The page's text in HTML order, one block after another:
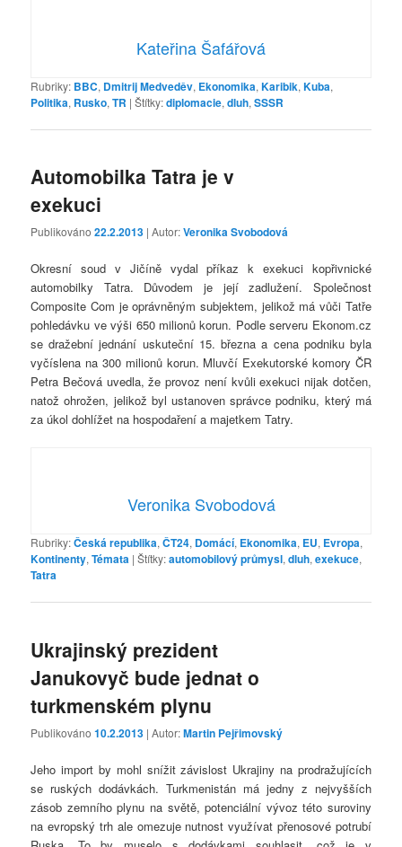
Kateřina Šafářová
Rubriky: BBC, Dmitrij Medveděv, Ekonomika,Karibik,Kuba,
Politika, Rusko,TR |Štítky:diplomacie,dluh,SSSR
Automobilka Tatra je v
exekuci
Publikováno22.2.2013 | Autor:Veronika Svobodová
Okresní soud v Jičíně vydal příkaz k exekuci kopřivnické
automobilky Tatra. Důvodem je její zadlužení. Společnost
Composite Com je oprávněným subjektem, jelikož má vůči Tatře
pohledávku ve výši 650 milionů korun. Podle serveru Ekonom.cz
se dražební jednání uskuteční 15. března a cena podniku byla
vyčíslena na 300 milionů korun. Mluvčí Exekutorské komory ČR
Petra Bečová uvedla, že provoz není kvůli exekuci nijak dotčen,
natož ohrožen, jelikož byl ustanoven správce podniku, který má
za úkol dohlížet na hospodaření a majetkem Tatry.
Veronika Svobodová
Rubriky:Česká republika,ČT24, Domácí, Ekonomika, EU, Evropa,
Kontinenty,Témata |Štítky:automobilový průmysl,dluh,exekuce,
Tatra
Ukrajinský prezident
Janukovyč bude jednat o
turkmenském plynu
Publikováno10.2.2013 | Autor:Martin Pejřimovský
Jeho import by mohl snížit závislost Ukrajiny na prodražujících
se ruských dodávkách. Turkmenistán má jedny z nejvyšších
zásob zemního plynu na světě, potenciální vývoz této suroviny
na evropský trh ale omezuje nutnost využívat přenosové potrubí